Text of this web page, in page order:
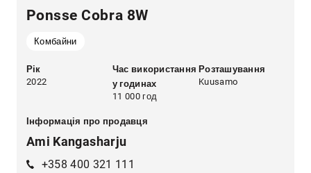
Ponsse Cobra 8W
Комбайни
Рік
2022
Час використання
у годинах
11 000 год
Розташування
Kuusamo
Інформація про продавця
Ami Kangasharju
+358 400 321 111